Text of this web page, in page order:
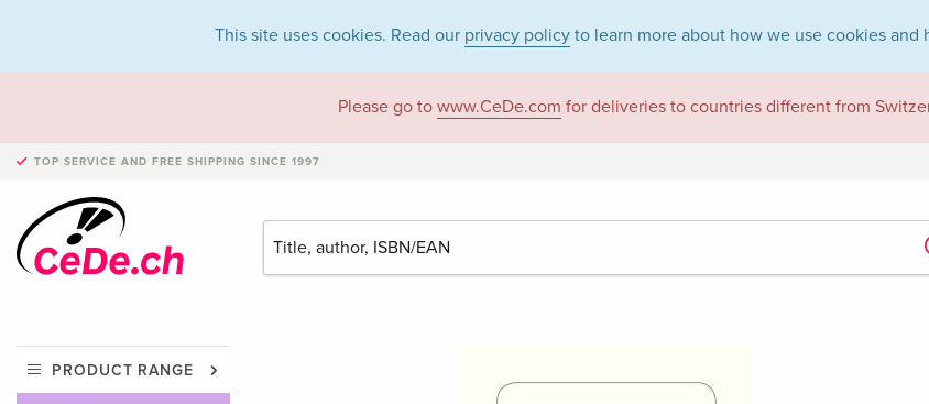
This site uses cookies. Read our privacy policy to learn more about how we use cookies
Please go to www.CeDe.com for deliveries to countries different from
TOP SERVICE AND FREE SHIPPING SINCE 1997
PRODUCT RANGE